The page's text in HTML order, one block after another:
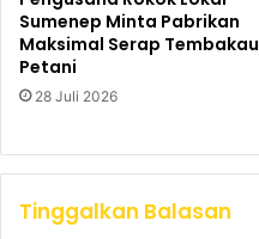
Sumenep Minta Pabrikan
Maksimal Serap Tembakau
Petani
28 Juli 2026
Tinggalkan Balasan